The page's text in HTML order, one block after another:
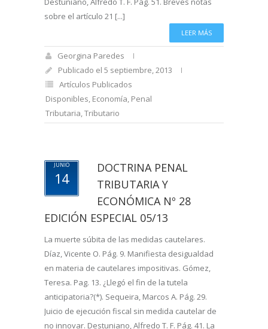
sobre el artículo 21 [...]
LEER MÁS
Georgina Paredes
Publicado el 5 septiembre, 2013
Artículos Publicados
Disponibles, Economía, Penal
Tributaria,Tributario
JUNIO
14
DOCTRINA PENAL
TRIBUTARIA Y
ECONÓMICA Nº 28
EDICIÓN ESPECIAL 05/13
La muerte súbita de las medidas cautelares.
Díaz, Vicente O. Pág. 9. Manifiesta desigualdad
en materia de cautelares impositivas. Gómez,
Teresa. Pag. 13. ¿Llegó el fin de la tutela
anticipatoria?(*). Sequeira, Marcos A. Pág. 29.
Juicio de ejecución fiscal sin medida cautelar de
no innovar. Destuniano, Alfredo T. F. Pág. 41. La